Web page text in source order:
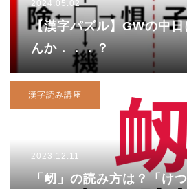
2024.05.02
【漢字パズル】GWの中
んか．．．？
漢字読み講座
2023.12.11
「衂」の読み方は？「け